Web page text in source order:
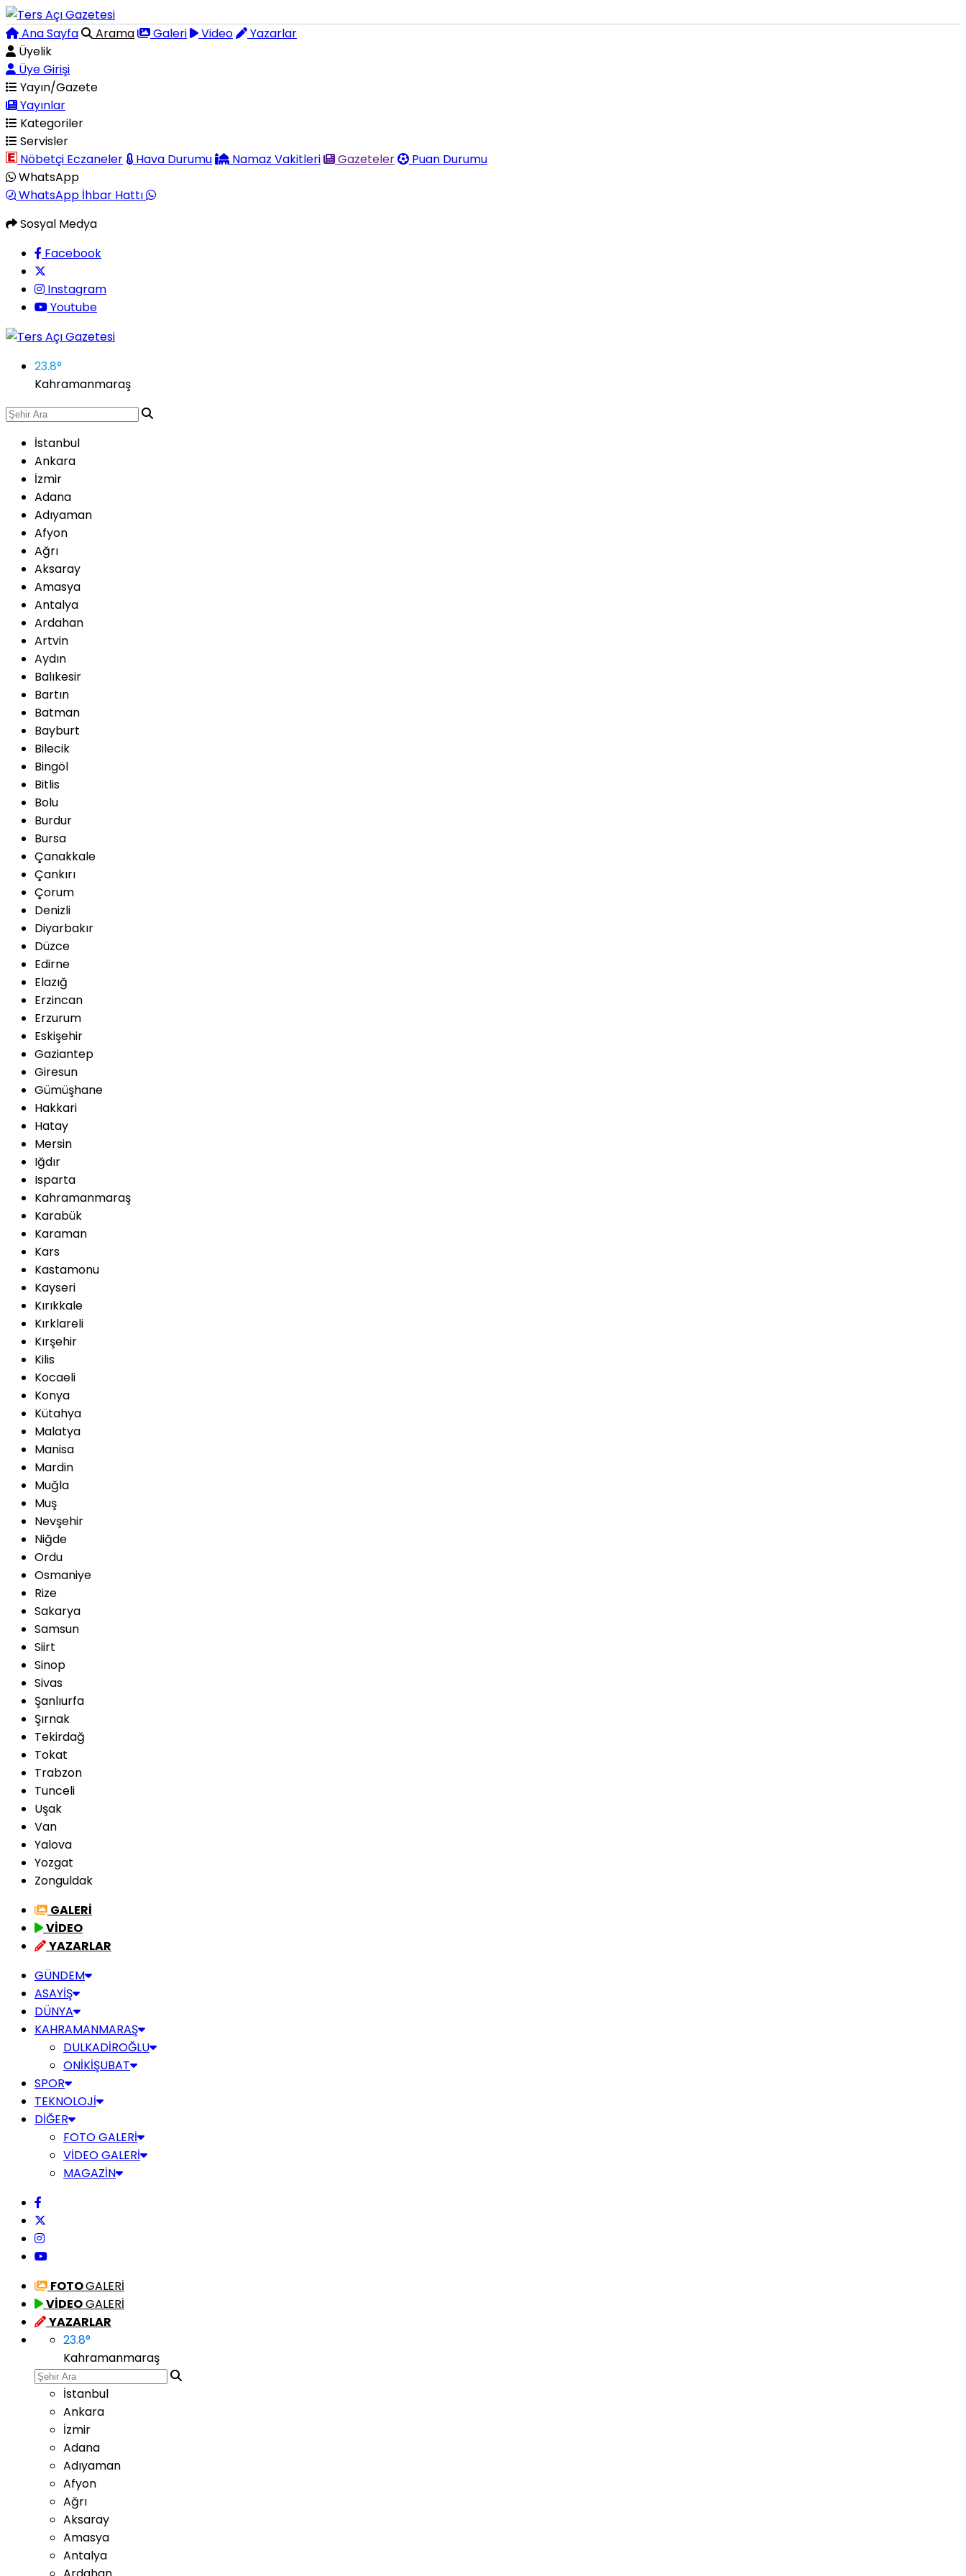
Ana Sayfa Arama Galeri Video
Yazarlar
Üyelik
Üye Girişi
Yayın/Gazete
Yayınlar
Kategoriler
Servisler
Nöbetçi Eczaneler
Hava Durumu Namaz Vakitleri Gazeteler
Puan Durumu
WhatsApp
WhatsApp İhbar Hattı
Sosyal Medya
Facebook
Instagram
Youtube
23.8°
Kahramanmaraş
İstanbul
Ankara
İzmir
Adana
Adıyaman
Afyon
Ağrı
Aksaray
Amasya
Antalya
Ardahan
Artvin
Aydın
Balıkesir
Bartın
Batman
Bayburt
Bilecik
Bingöl
Bitlis
Bolu
Burdur
Bursa
Çanakkale
Çankırı
Çorum
Denizli
Diyarbakır
Düzce
Edirne
Elazığ
Erzincan
Erzurum
Eskişehir
Gaziantep
Giresun
Gümüşhane
Hakkari
Hatay
Mersin
Iğdır
Isparta
Kahramanmaraş
Karabük
Karaman
Kars
Kastamonu
Kayseri
Kırıkkale
Kırklareli
Kırşehir
Kilis
Kocaeli
Konya
Kütahya
Malatya
Manisa
Mardin
Muğla
Muş
Nevşehir
Niğde
Ordu
Osmaniye
Rize
Sakarya
Samsun
Siirt
Sinop
Sivas
Şanlıurfa
Şırnak
Tekirdağ
Tokat
Trabzon
Tunceli
Uşak
Van
Yalova
Yozgat
Zonguldak
GALERİ
VİDEO
YAZARLAR
GÜNDEM
ASAYİŞ
DÜNYA
KAHRAMANMARAŞ
DULKADİROĞLU
ONİKİŞUBAT
SPOR
TEKNOLOJİ
DİĞER
FOTO GALERİ
VİDEO GALERİ
MAGAZİN
FOTOGALERİ
VİDEOGALERİ
YAZARLAR
23.8°
Kahramanmaraş
İstanbul
Ankara
İzmir
Adana
Adıyaman
Afyon
Ağrı
Aksaray
Amasya
Antalya